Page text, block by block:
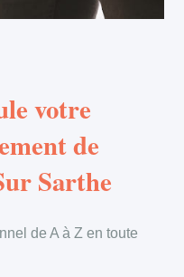
votre
de
Sarthe
de A à Z en toute